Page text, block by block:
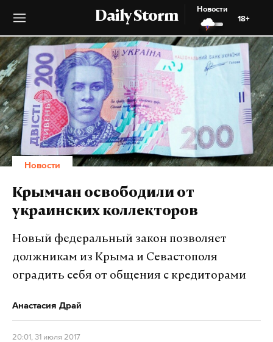
Daily Storm
Новости
18+
Новости
Крымчан освободили от
украинских коллекторов
Новый федеральный закон позволяет
должникам из Крыма и Севастополя
оградить себя от общения с кредиторами
Анастасия Драй
20:01, 31 июля 2017